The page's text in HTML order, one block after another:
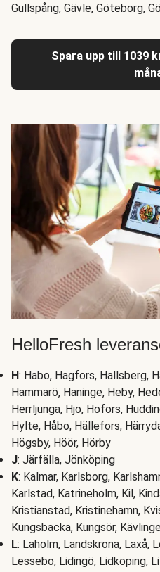
Gullspång, Gävle, Göteborg,
Spara upp till 1039
HelloFresh
H: Habo, Hagfors, Hallsberg,
Hammarö, Haninge, Heby,
Herrljunga, Hjo, Hofors,
Hylte, Håbo, Hällefors,
Högsby, Höör, Hörby
J: Järfälla, Jönköping
K: Kalmar, Karlsborg,
Karlstad, Katrineholm, Kil,
Kristianstad, Kristinehamn,
Kungsbacka, Kungsör,
L: Laholm, Landskrona, Laxå,
Lessebo, Lidingö, Lidköping,